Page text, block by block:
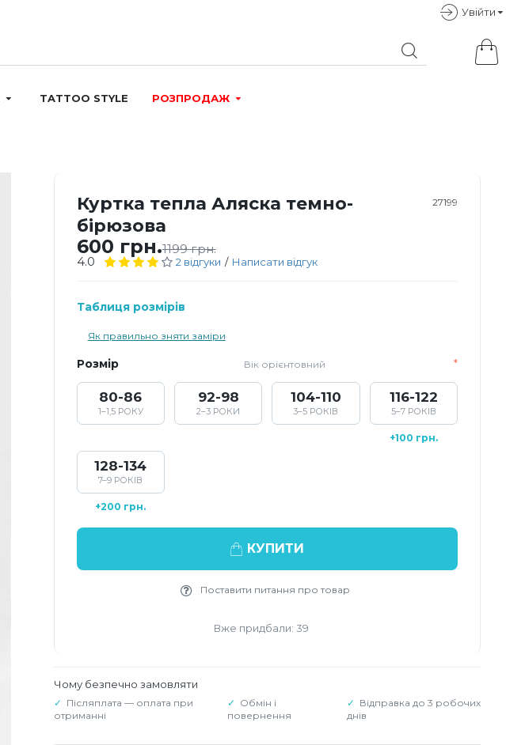
Увiйти
TATTOO STYLE РОЗПРОДАЖ
Куртка тепла Аляска темно-
бірюзова
27199
4.0 2 відгуки / Написати відгук
1199 грн.
600 грн.
Таблиця розмірів
Як правильно зняти заміри
Розмір Вік орієнтовний
80-86
1–1,5 РОКУ
92-98
2–3 РОКИ
104-110
3–5 РОКІВ
116-122
5–7 РОКІВ
+100 грн.
128-134
7–9 РОКІВ
+200 грн.
КУПИТИ
Поставити питання про товар
Вже придбали: 39
Чому безпечно замовляти
Післяплата — оплата при
отриманні
Обмін і
повернення
Відправка до 3 робочих
днів